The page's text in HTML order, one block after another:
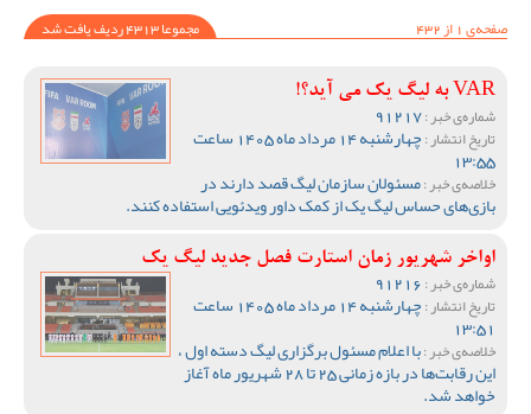
صفحه‌ی 1 از 432
مجموعا 4313 ردیف یافت شد
VAR به لیگ یک می آید؟!
شماره‌ی خبر :
تاریخ انتشار : چهارشنبه 14 مرداد ماه 1405 ساعت
13:55
خلاصه‌ی خبر :مسئولان سازمان لیگ قصد دارند در
بازی‌های حساس لیگ یک از کمک داور ویدئویی استفاده کنند.
اواخر شهریور زمان استارت فصل جدید لیگ یک
شماره‌ی خبر :
تاریخ انتشار : چهارشنبه 14 مرداد ماه 1405 ساعت
13:51
خلاصه‌ی خبر :با اعلام مسئول برگزاری لیگ دسته اول ،
این رقابت‌ها در بازه زمانی 25 تا 28 شهریور ماه آغاز
خواهد شد.